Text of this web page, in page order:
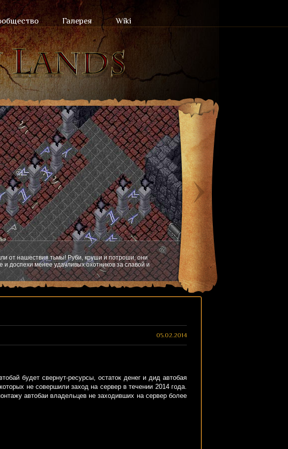
Галерея Wiki
от нашествия тьмы! Руби, круши и потроши, они
доспехи менее удачливых охотников за славой и
05.02.2014
будет свернут-ресурсы, остаток денег и дид автобая
не совершили заход на сервер в течении 2014 года.
автобаи владельцев не заходивших на сервер более